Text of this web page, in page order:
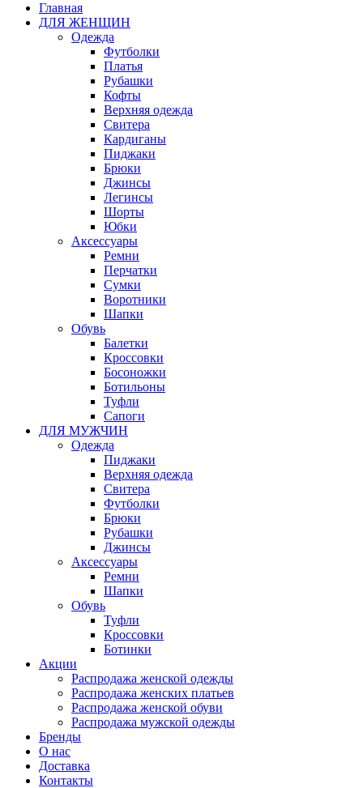
Главная
ДЛЯ ЖЕНЩИН
Одежда
Футболки
Платья
Рубашки
Кофты
Верхняя одежда
Свитера
Кардиганы
Пиджаки
Брюки
Джинсы
Легинсы
Шорты
Юбки
Аксессуары
Ремни
Перчатки
Сумки
Воротники
Шапки
Обувь
Балетки
Кроссовки
Босоножки
Ботильоны
Туфли
Сапоги
ДЛЯ МУЖЧИН
Одежда
Пиджаки
Верхняя одежда
Свитера
Футболки
Брюки
Рубашки
Джинсы
Аксессуары
Ремни
Шапки
Обувь
Туфли
Кроссовки
Ботинки
Акции
Распродажа женской одежды
Распродажа женских платьев
Распродажа женской обуви
Распродажа мужской одежды
Бренды
О нас
Доставка
Контакты